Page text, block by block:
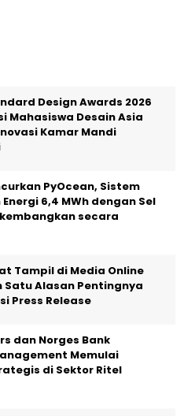
Design Awards 2026
Mahasiswa Desain Asia
Kamar Mandi
PyOcean, Sistem
6,4 MWh dengan Sel
secara
Tampil di Media Online
Satu Alasan Pentingnya
Press Release
dan Norges Bank
Memulai
di Sektor Ritel